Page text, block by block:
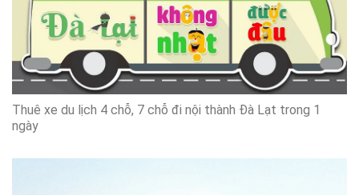
Thuê xe du lịch 4 chỗ, 7 chỗ đi nội thành Đà Lạt trong 1
ngày